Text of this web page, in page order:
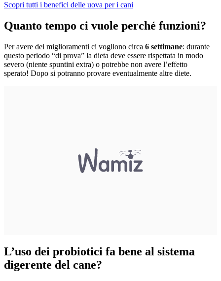
Scopri tutti i benefici delle uova per i cani
Quanto tempo ci vuole perché funzioni?
Per avere dei miglioramenti ci vogliono circa 6 settimane: durante
questo periodo “di prova” la dieta deve essere rispettata in modo
severo (niente spuntini extra) o potrebbe non avere l’effetto
sperato! Dopo si potranno provare eventualmente altre diete.
L’uso dei probiotici fa bene al sistema
digerente del cane?